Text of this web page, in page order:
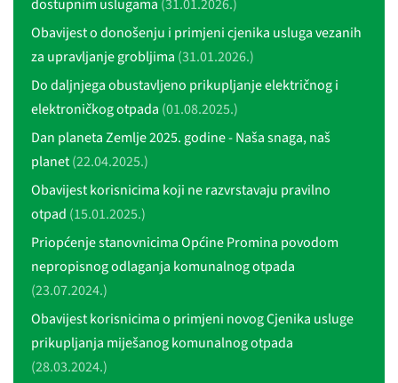
dostupnim uslugama (31.01.2026.)
Obavijest o donošenju i primjeni cjenika usluga vezanih
za upravljanje grobljima (31.01.2026.)
Do daljnjega obustavljeno prikupljanje električnog i
elektroničkog otpada (01.08.2025.)
Dan planeta Zemlje 2025. godine - Naša snaga, naš
planet(22.04.2025.)
Obavijest korisnicima koji ne razvrstavaju pravilno
otpad (15.01.2025.)
Priopćenje stanovnicima Općine Promina povodom
nepropisnog odlaganja komunalnog otpada
(23.07.2024.)
Obavijest korisnicima o primjeni novog Cjenika usluge
prikupljanja miješanog komunalnog otpada
(28.03.2024.)